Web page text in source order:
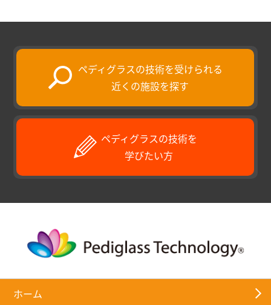
ペディグラスの技術を受けられる
近くの施設を探す
ペディグラスの技術を
学びたい方
ホーム